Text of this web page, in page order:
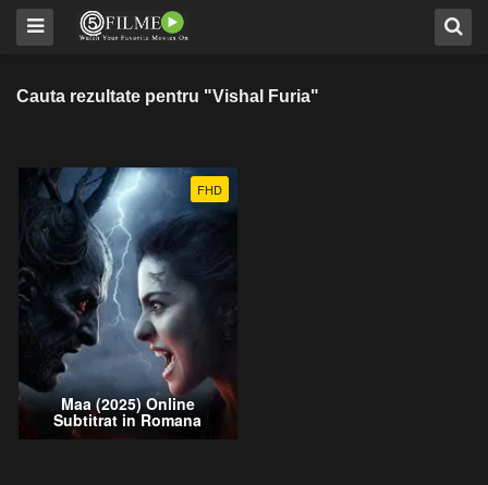
Cauta rezultate pentru "Vishal Furia"
FHD
Maa (2025) Online
Subtitrat in Romana